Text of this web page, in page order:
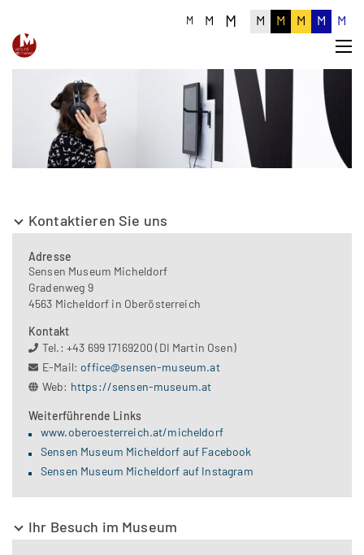
M M M M M M M M
Kontaktieren Sie uns
Adresse
Sensen Museum Micheldorf
Gradenweg 9
4563 Micheldorf in Oberösterreich
Kontakt
Tel.: +43 699 17169200 (DI Martin Osen)
E-Mail:office@sensen-museum.at
Web: https://sensen-museum.at
Weiterführende Links
www.oberoesterreich.at/micheldorf
Sensen Museum Micheldorf auf Facebook
Sensen Museum Micheldorf auf Instagram
Ihr Besuch im Museum